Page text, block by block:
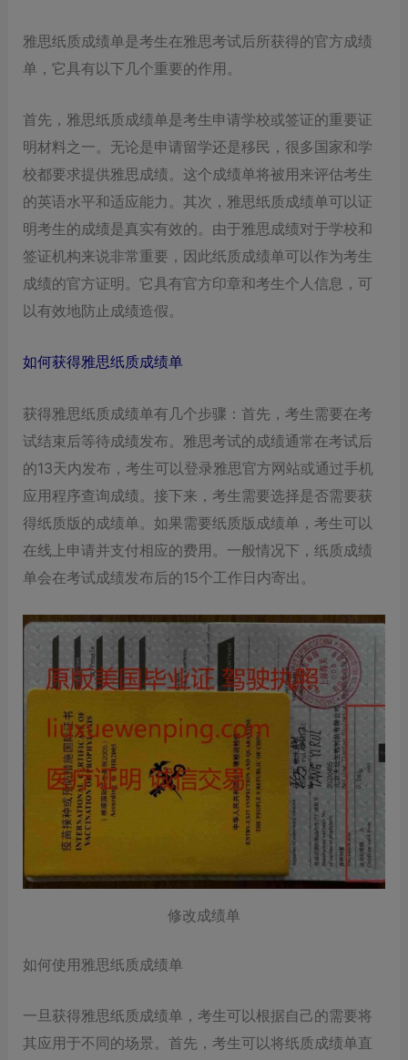
雅思纸质成绩单是考生在雅思考试后所获得的官方成绩
单，它具有以下几个重要的作用。
首先，雅思纸质成绩单是考生申请学校或签证的重要证
明材料之一。无论是申请留学还是移民，很多国家和学
校都要求提供雅思成绩。这个成绩单将被用来评估考生
的英语水平和适应能力。其次，雅思纸质成绩单可以证
明考生的成绩是真实有效的。由于雅思成绩对于学校和
签证机构来说非常重要，因此纸质成绩单可以作为考生
成绩的官方证明。它具有官方印章和考生个人信息，可
以有效地防止成绩造假。
如何获得雅思纸质成绩单
获得雅思纸质成绩单有几个步骤：首先，考生需要在考
试结束后等待成绩发布。雅思考试的成绩通常在考试后
的13天内发布，考生可以登录雅思官方网站或通过手机
应用程序查询成绩。接下来，考生需要选择是否需要获
得纸质版的成绩单。如果需要纸质版成绩单，考生可以
在线上申请并支付相应的费用。一般情况下，纸质成绩
单会在考试成绩发布后的15个工作日内寄出。
修改成绩单
如何使用雅思纸质成绩单
一旦获得雅思纸质成绩单，考生可以根据自己的需要将
其应用于不同的场景。首先，考生可以将纸质成绩单直